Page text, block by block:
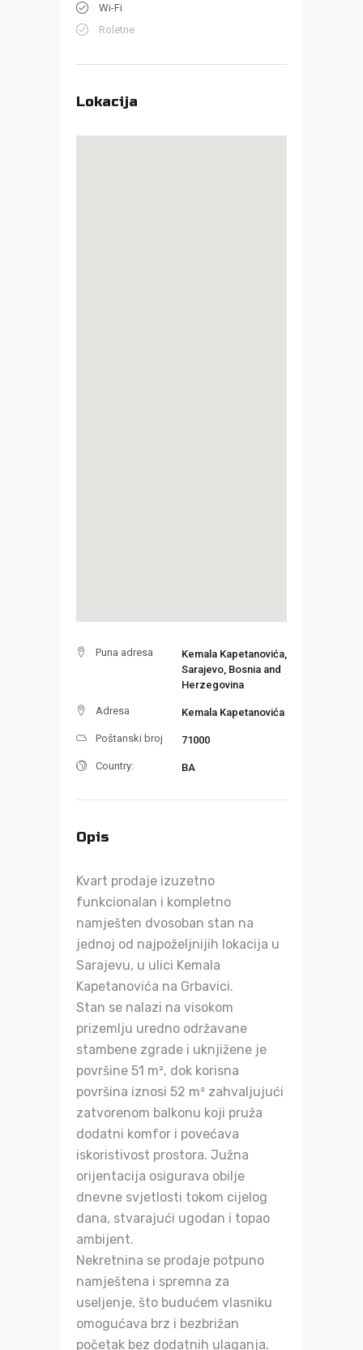
Wi-Fi
Roletne
Lokacija
Puna adresa
Kemala Kapetanovića,
Sarajevo, Bosnia and
Herzegovina
Adresa Kemala Kapetanovića
Poštanski broj 71000
Country: BA
Opis
Kvart prodaje izuzetno
funkcionalan i kompletno
namješten dvosoban stan na
jednoj od najpoželjnijih lokacija u
Sarajevu, u ulici Kemala
Kapetanovića na Grbavici.
Stan se nalazi na visokom
prizemlju uredno održavane
stambene zgrade i uknjižene je
površine 51 m², dok korisna
površina iznosi 52 m² zahvaljujući
zatvorenom balkonu koji pruža
dodatni komfor i povećava
iskoristivost prostora. Južna
orijentacija osigurava obilje
dnevne svjetlosti tokom cijelog
dana, stvarajući ugodan i topao
ambijent.
Nekretnina se prodaje potpuno
namještena i spremna za
useljenje, što budućem vlasniku
omogućava brz i bezbrižan
početak bez dodatnih ulaganja.